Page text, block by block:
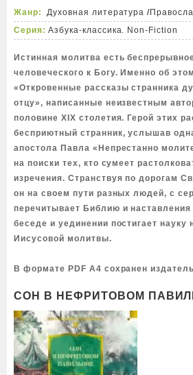
Жанр: Духовная литература /
Серия: Азбука-классика. Non-Fiction
Истинная молитва есть
человеческого к Богу. Именно об
«Откровенные рассказы странника
отцу», написанные неизвестным
половине XIX столетия. Герой этих
бесприютный странник, услышав
апостола Павла «Непрестанно
на поиски тех, кто сумеет
изречения. Странствуя по дорогам
он на своем пути разных людей, с
перечитывает Библию и
беседе и уединении постигает науку
Иисусовой молитвы.
В формате PDF A4 сохранен
СОН В НЕФРИТОВОМ